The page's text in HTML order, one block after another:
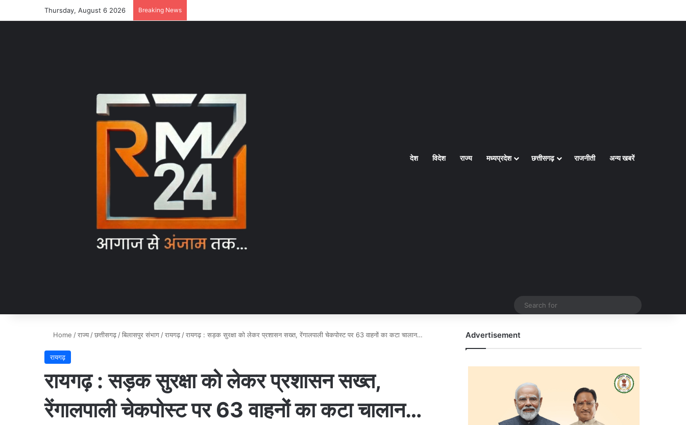
Thursday, August 6 2026 Breaking News
Homeदेश विदेश राज्य मध्यप्रदेश छत्तीसगढ़ राजनीती अन्य खबरें
Home /राज्य /छत्तीसगढ़ /बिलासपुर संभाग /रायगढ़ /रायगढ़ : सड़क सुरक्षा को लेकर प्रशासन सख्त, रेंगालपाली चेकपोस्ट पर 63 वाहनों का कटा चालान…
रायगढ़
रायगढ़ : सड़क सुरक्षा को लेकर प्रशासन सख्त,
रेंगालपाली चेकपोस्ट पर 63 वाहनों का कटा चालान…
Advertisement